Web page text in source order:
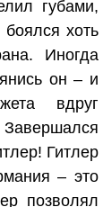
губами,
хоть
Иногда
он – и
вдруг
Гитлер
– это
позволял